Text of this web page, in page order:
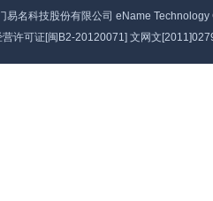
易名科技股份有限公司 eName Technology
营许可证[闽B2-20120071] 文网文